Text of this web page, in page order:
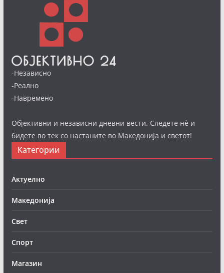
-Независно
-Реално
-Навремено
Објективни и независни дневни вести. Следете нè и
бидете во тек со настаните во Македонија и светот!
Категории
Актуелно
Македонија
Свет
Спорт
Магазин